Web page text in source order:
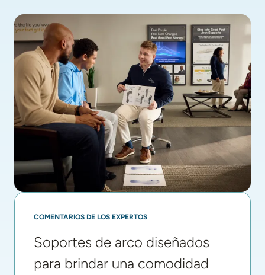
COMENTARIOS DE LOS EXPERTOS
Soportes de arco diseñados
para brindar una comodidad